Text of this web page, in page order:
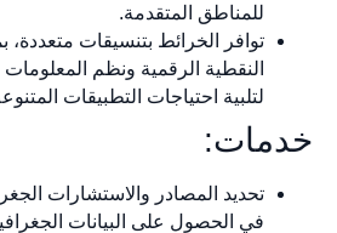
للمناطق المتقدمة.
توافر الخرائط بتنسيقات متعددة،
النقطية الرقمية ونظم المعلومات
لتلبية احتياجات التطبيقات
خدمات:
تحديد المصادر والاستشارات
في الحصول على البيانات